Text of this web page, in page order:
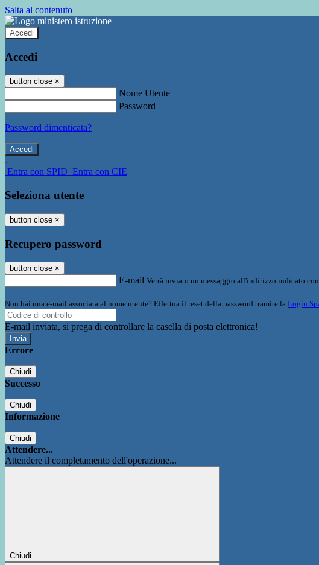
Salta al contenuto
Accedi
Accedi
button close ×
Nome Utente
Password
Password dimenticata?
-
Entra con SPID Entra con CIE
Seleziona utente
button close ×
Recupero password
button close ×
E-mail Verrà inviato un messaggio all'indirizzo indicato
Non hai una e-mail associata al nome utente? Effettua il reset della password tramite la Login
E-mail inviata, si prega di controllare la casella di posta elettronica!
Errore
Chiudi
Successo
Chiudi
Informazione
Chiudi
Attendere...
Attendere il completamento dell'operazione...
Chiudi